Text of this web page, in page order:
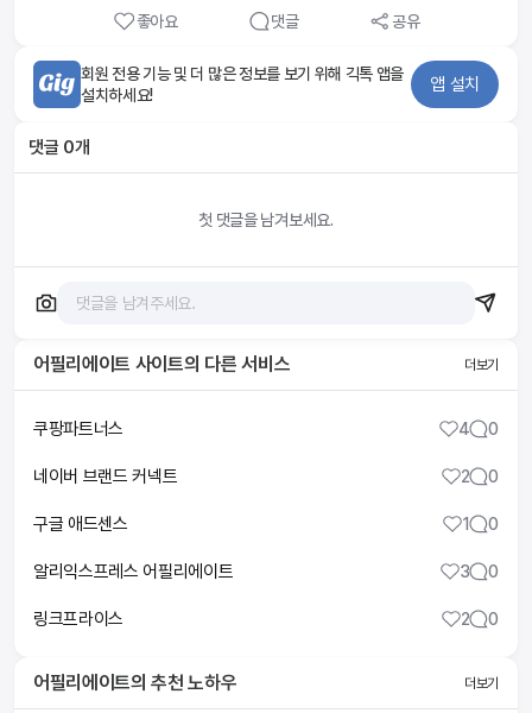
좋아요 댓글 공유
회원 전용 기능 및 더 많은 정보를 보기 위해 긱톡 앱을
설치하세요!
앱 설치
댓글 0개
첫 댓글을 남겨보세요.
어필리에이트 사이트의 다른 서비스 더보기
쿠팡파트너스 4 0
네이버 브랜드 커넥트 2 0
구글 애드센스 1 0
알리익스프레스 어필리에이트 3 0
링크프라이스 2 0
어필리에이트의 추천 노하우 더보기